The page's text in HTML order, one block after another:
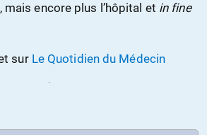
encore plus l’hôpital et in fine
sur Le Quotidien du Médecin